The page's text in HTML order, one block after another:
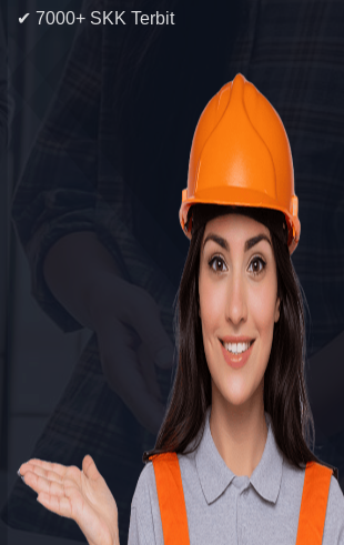
✔ 7000+ SKK Terbit